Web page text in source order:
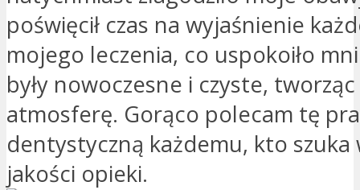
poświęcił czas na wyjaśnienie
mojego leczenia, co uspokoiło
były nowoczesne i czyste,
atmosferę. Gorąco polecam tę
dentystyczną każdemu, kto szuka
jakości opieki.